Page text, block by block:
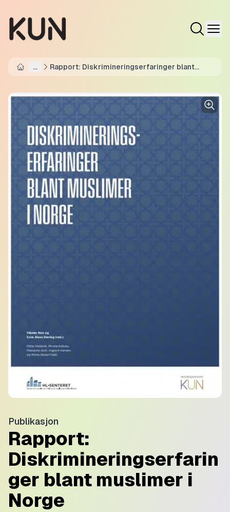
...
Rapport: Diskrimineringserfaringer blant
Publikasjon
Rapport:
Diskrimineringserfarin
ger blant muslimer i
Norge